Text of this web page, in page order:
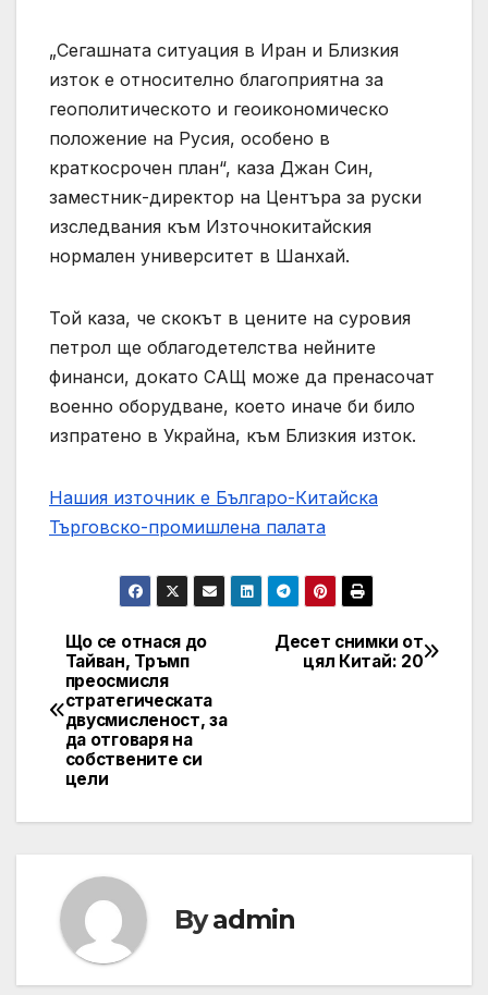
„Сегашната ситуация в Иран и Близкия
изток е относително благоприятна за
геополитическото и геоикономическо
положение на Русия, особено в
краткосрочен план“, каза Джан Син,
заместник-директор на Центъра за руски
изследвания към Източнокитайския
нормален университет в Шанхай.
Той каза, че скокът в цените на суровия
петрол ще облагодетелства нейните
финанси, докато САЩ може да пренасочат
военно оборудване, което иначе би било
изпратено в Украйна, към Близкия изток.
Нашия източник е Българо-Китайска
Търговско-промишлена палaта
Post
navigation
Десет снимки от
цял ​​Китай: 20
Що се отнася до
Тайван, Тръмп
преосмисля
стратегическата
двусмисленост, за
да отговаря на
собствените си
цели
Byadmin